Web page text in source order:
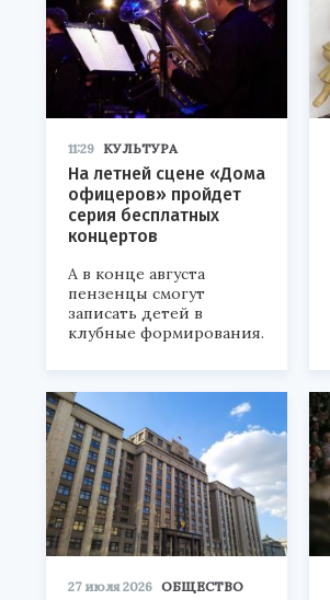
11:29 КУЛЬТУРА
На летней сцене «Дома
офицеров» пройдет
серия бесплатных
концертов
А в конце августа
пензенцы смогут
записать детей в
клубные формирования.
27 июля 2026 ОБЩЕСТВО